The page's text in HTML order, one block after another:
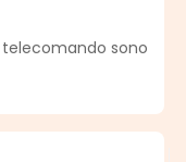
5 von 5 Sternen
sono